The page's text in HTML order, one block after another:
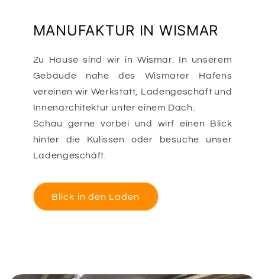
MANUFAKTUR IN WISMAR
Zu Hause sind wir in Wismar. In unserem
Gebäude nahe des Wismarer Hafens
vereinen wir Werkstatt, Ladengeschäft und
Innenarchitektur unter einem Dach.
Schau gerne vorbei und wirf einen Blick
hinter die Kulissen oder besuche unser
Ladengeschäft.
Blick in den Laden